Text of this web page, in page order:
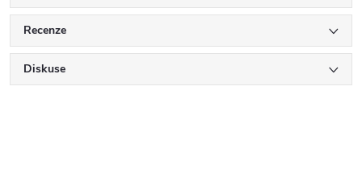
Recenze
Diskuse